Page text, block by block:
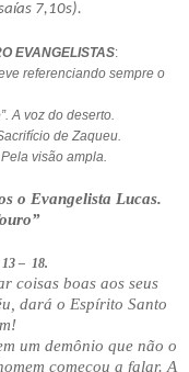
7,10s).
EVANGELISTAS:
referenciando sempre o
A voz do deserto.
de Zaqueu.
visão ampla.
o Evangelista Lucas.
– 18.
coisas boas aos seus
dará o Espírito Santo
um demônio que não o
começou a falar. A